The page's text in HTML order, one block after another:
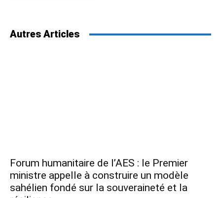
Autres Articles
Forum humanitaire de l’AES : le Premier
ministre appelle à construire un modèle
sahélien fondé sur la souveraineté et la